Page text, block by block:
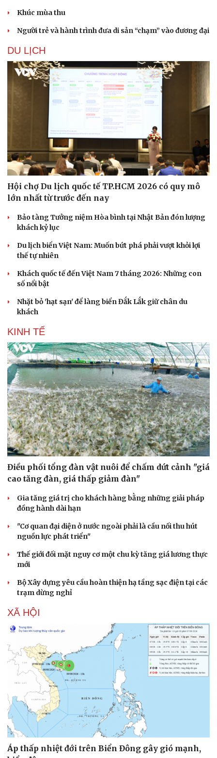
Văn hóa
Sân khấu - Điện ảnh
Văn học
Âm nhạc
Di sản
Giải trí
Nghệ sĩ
Thời trang
Sao Việt
Khúc mùa thu
Người trẻ và hành trình đưa di sản “chạm” vào đương đại
DU LỊCH
Hội chợ Du lịch quốc tế TP.HCM 2026 có quy mô
lớn nhất từ trước đến nay
Bảo tàng Tưởng niệm Hòa bình tại Nhật Bản đón lượng
khách kỷ lục
Du lịch biển Việt Nam: Muốn bứt phá phải vượt khỏi lợi
thế tự nhiên
Khách quốc tế đến Việt Nam 7 tháng 2026: Những con
số nổi bật
Nhặt bỏ 'hạt sạn' để làng biển Đắk Lắk giữ chân du
khách
KINH TẾ
Điều phối tổng đàn vật nuôi để chấm dứt cảnh "giá
cao tăng đàn, giá thấp giảm đàn"
Gia tăng giá trị cho khách hàng bằng những giải pháp
đồng hành dài hạn
"Cơ quan đại diện ở nước ngoài phải là cầu nối thu hút
nguồn lực phát triển"
Thế giới đối mặt nguy cơ một chu kỳ tăng giá lương thực
mới
Bộ Xây dựng yêu cầu hoàn thiện hạ tầng sạc điện tại các
trạm dừng nghỉ
XÃ HỘI
Áp thấp nhiệt đới trên Biển Đông gây gió mạnh,